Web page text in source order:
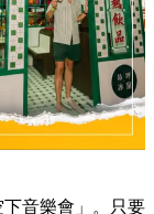
下音樂會」。只要